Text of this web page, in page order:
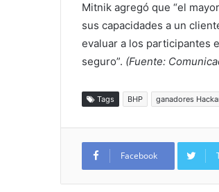
Mitnik agregó que “el
sus capacidades a un
evaluar a los participantes
seguro”. (Fuente:
Tags BHP ganadores
Facebook